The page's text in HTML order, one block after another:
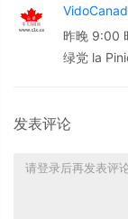
昨晚 9:00
绿党 la
发表评论